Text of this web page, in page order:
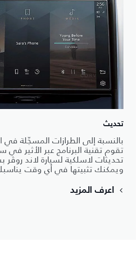
تحديث
تقوم تقنية البرنامج عبر الأثير في
تحديثات لاسلكية لسيارة لاند
ويمكنك تثبيتها في أي وقت
اعرف المزيد